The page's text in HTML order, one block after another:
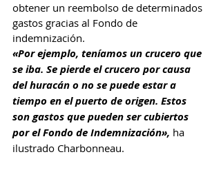
obtener un reembolso de determinados
gastos gracias al Fondo de
indemnización.
«Por ejemplo, teníamos un crucero que
se iba. Se pierde el crucero por causa
del huracán o no se puede estar a
tiempo en el puerto de origen. Estos
son gastos que pueden ser cubiertos
por el Fondo de Indemnización», ha
ilustrado Charbonneau.